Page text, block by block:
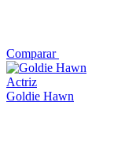
Comparar
Actriz
Goldie Hawn